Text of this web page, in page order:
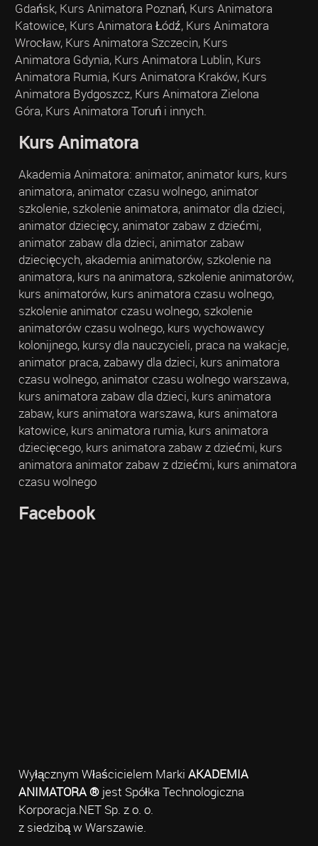
Gdańsk, Kurs Animatora Poznań, Kurs Animatora
Katowice, Kurs Animatora Łódź, Kurs Animatora
Wrocław, Kurs Animatora Szczecin, Kurs
Animatora Gdynia, Kurs Animatora Lublin, Kurs
Animatora Rumia, Kurs Animatora Kraków, Kurs
Animatora Bydgoszcz, Kurs Animatora Zielona
Góra, Kurs Animatora Toruń i innych.
Kurs Animatora
Akademia Animatora: animator, animator kurs, kurs
animatora, animator czasu wolnego, animator
szkolenie, szkolenie animatora, animator dla dzieci,
animator dziecięcy, animator zabaw z dziećmi,
animator zabaw dla dzieci, animator zabaw
dziecięcych, akademia animatorów, szkolenie na
animatora, kurs na animatora, szkolenie animatorów,
kurs animatorów, kurs animatora czasu wolnego,
szkolenie animator czasu wolnego, szkolenie
animatorów czasu wolnego, kurs wychowawcy
kolonijnego, kursy dla nauczycieli, praca na wakacje,
animator praca, zabawy dla dzieci, kurs animatora
czasu wolnego, animator czasu wolnego warszawa,
kurs animatora zabaw dla dzieci, kurs animatora
zabaw, kurs animatora warszawa, kurs animatora
katowice, kurs animatora rumia, kurs animatora
dziecięcego, kurs animatora zabaw z dziećmi, kurs
animatora animator zabaw z dziećmi, kurs animatora
czasu wolnego
Facebook
Wyłącznym Właścicielem Marki AKADEMIA
ANIMATORA ®jest Spółka Technologiczna
Korporacja.NET Sp. z o. o.
z siedzibą w Warszawie.